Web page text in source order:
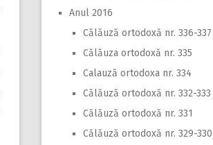
Anul 2016
Călăuză ortodoxă nr. 336-337
Călăuza ortodoxă nr. 335
Calauză ortodoxa nr. 334
Călăuză ortodoxă nr. 332-333
Călăuză ortodoxă nr. 331
Călăuză ortodoxă nr. 329-330